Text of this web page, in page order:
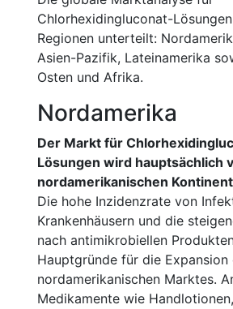
Chlorhexidingluconat-
Regionen unterteilt:
Asien-Pazifik, Lateinamerika
Osten und Afrika.
Nordamerika
Der Markt für
Lösungen wird hauptsächlich
nordamerikanischen
Die hohe Inzidenzrate von
Krankenhäusern und die
nach antimikrobiellen
Hauptgründe für die Expansion
nordamerikanischen Marktes.
Medikamente wie Handlotionen,